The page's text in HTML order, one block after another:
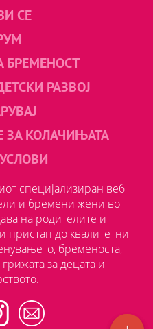
СЕ
БРЕМЕНОСТ
РАЗВОЈ
ЗА КОЛАЧИЊАТА
специјализиран веб
и бремени жени во
на родителите и
пристап до квалитетни
бременоста,
грижата за децата и